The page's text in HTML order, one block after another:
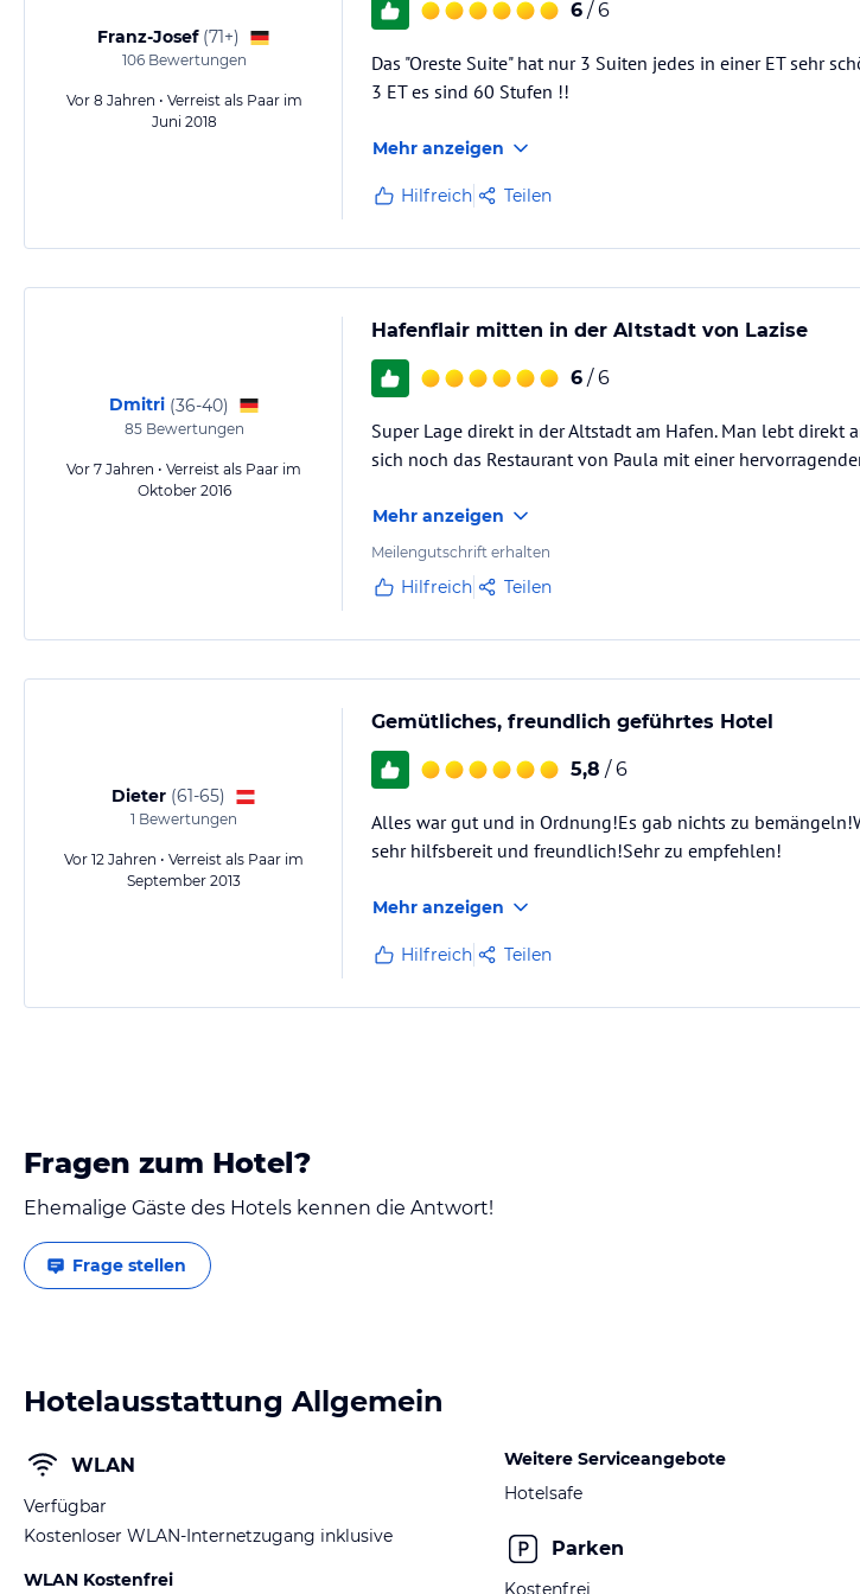
Franz-Josef (71+)
106Bewertungen
Vor 8 Jahren • Verreist als Paar im
Juni 2018
6 / 6
Das "Oreste Suite" hat nur 3 Suiten jedes in einer ET sehr
3 ET es sind 60 Stufen !!
Mehr anzeigen
Hilfreich Teilen
Dmitri (36-40)
85Bewertungen
Vor 7 Jahren • Verreist als Paar im
Oktober 2016
Hafenflair mitten in der Altstadt von Lazise
6 / 6
Super Lage direkt in der Altstadt am Hafen. Man lebt
sich noch das Restaurant von Paula mit einer
Mehr anzeigen
Meilengutschrift erhalten
Hilfreich Teilen
Dieter (61-65)
1 Bewertungen
Vor 12 Jahren • Verreist als Paar im
September 2013
Gemütliches, freundlich geführtes Hotel
5,8 / 6
Alles war gut und in Ordnung!Es gab nichts zu
sehr hilfsbereit und freundlich!Sehr zu empfehlen!
Mehr anzeigen
Hilfreich Teilen
Fragen zum Hotel?
Ehemalige Gäste des Hotels kennen die Antwort!
Frage stellen
Hotelausstattung Allgemein
WLAN
Verfügbar
Kostenloser WLAN-Internetzugang inklusive
WLAN Kostenfrei
Weitere Serviceangebote
Hotelsafe
Parken
Kostenfrei